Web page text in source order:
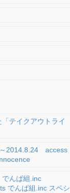
テイクアウトライ
2014.8.24 access
んぱ組.inc
でんぱ組.inc スペシ